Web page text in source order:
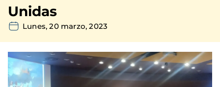
Unidas
Lunes, 20 marzo, 2023